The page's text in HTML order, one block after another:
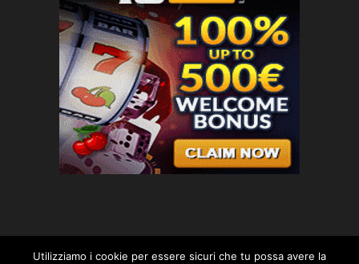
Utilizziamo i cookie per essere sicuri che tu possa avere la